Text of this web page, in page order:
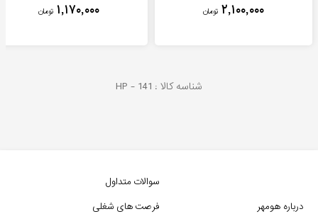
۲,۱۰۰,۰۰۰ تومان ۱,۱۷۰,۰۰۰ تومان
شناسه کالا : HP - 141
درباره هومهر
سوالات متداول
فرصت های شغلی